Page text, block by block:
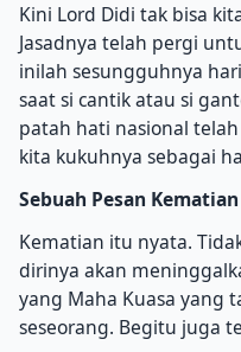
Kini Lord Didi tak bisa
Jasadnya telah pergi
inilah sesungguhnya
saat si cantik atau si
patah hati nasional
kita kukuhnya sebagai
Sebuah Pesan Kematian
Kematian itu nyata.
dirinya akan
yang Maha Kuasa yang
seseorang. Begitu juga